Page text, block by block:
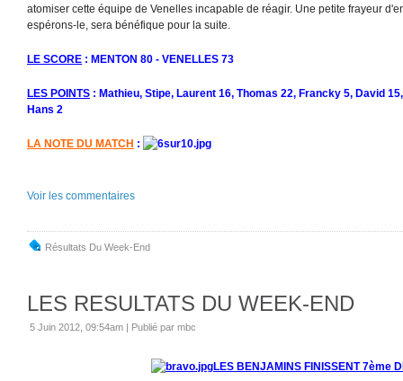
atomiser cette équipe de Venelles incapable de réagir. Une petite frayeur
espérons-le, sera bénéfique pour la suite.
LE SCORE : MENTON 80 - VENELLES 73
LES POINTS : Mathieu, Stipe, Laurent 16, Thomas 22, Francky 5, David
Hans 2
LA NOTE DU MATCH :
Voir les commentaires
Résultats Du Week-End
LES RESULTATS DU WEEK-END
5 Juin 2012, 09:54am | Publié par mbc
LES BENJAMINS FINISSENT 7ème